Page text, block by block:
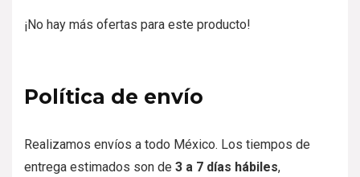
¡No hay más ofertas para este producto!
Política de envío
Realizamos envíos a todo México. Los tiempos de
entrega estimados son de 3 a 7 días hábiles,